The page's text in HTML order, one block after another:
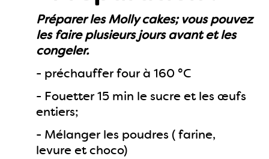
Préparer les Molly cakes; vous pouvez
les faire plusieurs jours avant et les
congeler.
- préchauffer four à 160 °C
- Fouetter 15 min le sucre et les œufs
entiers;
- Mélanger les poudres ( farine,
levure et choco)